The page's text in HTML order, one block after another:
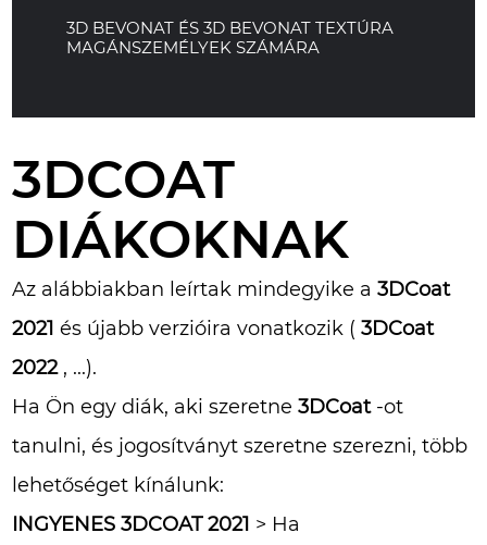
3D BEVONAT ÉS 3D BEVONAT TEXTÚRA
MAGÁNSZEMÉLYEK SZÁMÁRA
3DCOAT
DIÁKOKNAK
Az alábbiakban leírtak mindegyike a3DCoat
2021 és újabb verzióira vonatkozik (3DCoat
2022, ...).
Ha Ön egy diák, aki szeretne3DCoat-ot
tanulni, és jogosítványt szeretne szerezni, több
lehetőséget kínálunk:
INGYENES 3DCOAT 2021 > Ha